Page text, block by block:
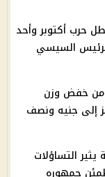
حرب أكتوبر وأحد
السيسي
من خفض وزن
إلى جنيه ونصف
التساؤلات
جمهوره